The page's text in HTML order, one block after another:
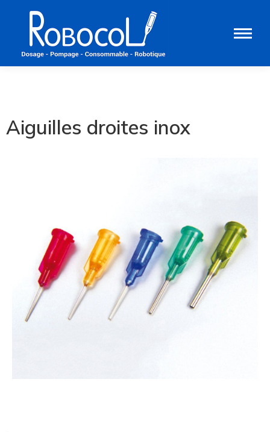
Aiguilles droites inox